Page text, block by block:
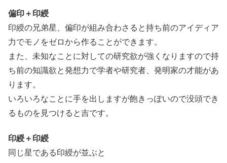
偏印＋印綬
印綬の兄弟星、偏印が組み合わさると持ち前のアイディア
力でモノをゼロから作ることができます。
また、未知なことに対しての研究欲が強くなりますので持
ち前の知識欲と発想力で学者や研究者、発明家の才能があ
ります。
いろいろなことに手を出しますが飽きっぽいので没頭でき
るものを見つけると吉です。
印綬＋印綬
同じ星である印綬が並ぶと